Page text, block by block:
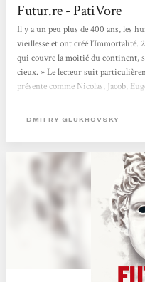
Futur.re - PatiVore
Il y a un peu plus de 400 ans, les
vieillesse et ont créé l’Immortalité.
qui couvre la moitié du continent,
cieux. » Le lecteur suit
présente comme Nicolas, Jacob,
membres de son maillon, fait
DMITRY GLUKHOVSKY